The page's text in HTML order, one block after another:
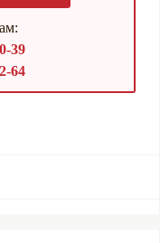
39
64